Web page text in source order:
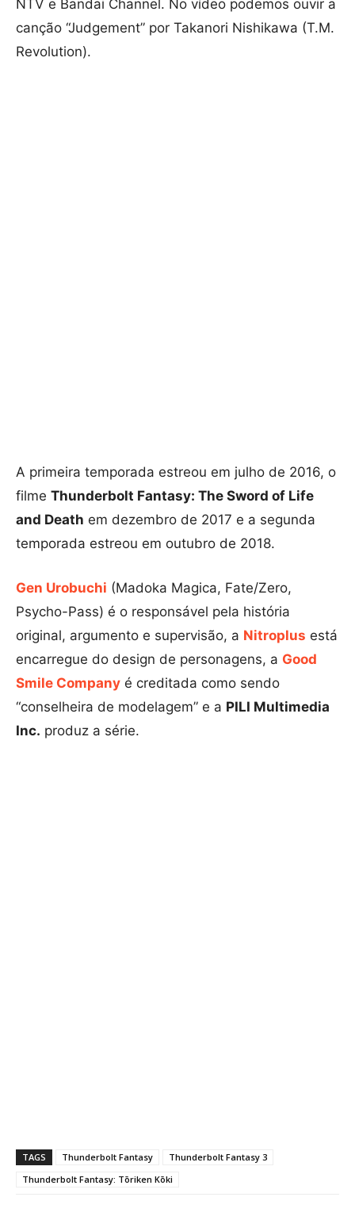
NTV e Bandai Channel. No vídeo podemos ouvir a
canção “Judgement” por Takanori Nishikawa (T.M.
Revolution).
A primeira temporada estreou em julho de 2016, o
filme Thunderbolt Fantasy: The Sword of Life
and Death em dezembro de 2017 e a segunda
temporada estreou em outubro de 2018.
Gen Urobuchi (Madoka Magica, Fate/Zero,
Psycho-Pass) é o responsável pela história
original, argumento e supervisão, a Nitroplus está
encarregue do design de personagens, a Good
Smile Company é creditada como sendo
“conselheira de modelagem” e a PILI Multimedia
Inc. produz a série.
TAGS Thunderbolt Fantasy
Thunderbolt Fantasy 3
Thunderbolt Fantasy: Tōriken Kōki